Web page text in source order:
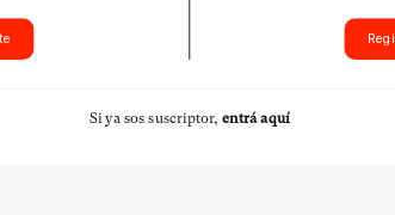
Si ya sos suscriptor, entrá aquí